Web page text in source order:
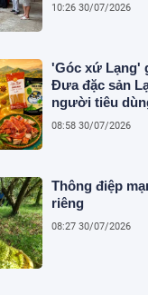
10:26 30/07/2026
'Góc xứ Lạng'
Đưa đặc sản
người tiêu
08:58 30/07/2026
Thông điệp
riêng
08:27 30/07/2026